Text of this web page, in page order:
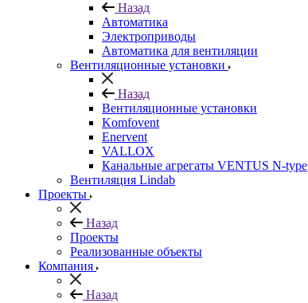
Назад
Автоматика
Электроприводы
Автоматика для вентиляции
Вентиляционные установки
Назад
Вентиляционные установки
Komfovent
Enervent
VALLOX
Канальные агрегаты VENTUS N-type
Вентиляция Lindab
Проекты
Назад
Проекты
Реализованные объекты
Компания
Назад